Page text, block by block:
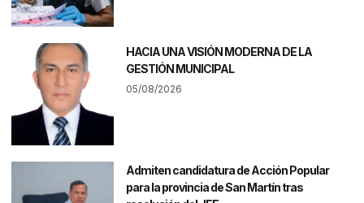
HACIA UNA VISIÓN MODERNA DE LA
GESTIÓN MUNICIPAL
05/08/2026
Admiten candidatura de Acción Popular
para la provincia de San Martín tras